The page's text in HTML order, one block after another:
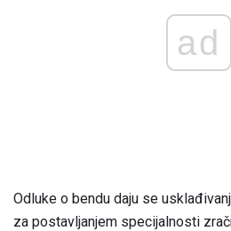
ad
Odluke o bendu daju se
za postavljanjem specijalnosti